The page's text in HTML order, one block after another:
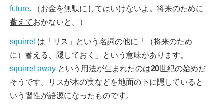
future.
（お金を無駄にしてはいけないよ。将来のために
蓄えておかないと。）
squirrel は「リス」という名詞の他に「（将来のため
に）蓄える、隠しておく」という意味があります。
squirrel away という用法が生まれたのは20世紀の始めだ
そうです。リスが木の実などを地面の下に隠していると
いう習性が語源になったものです。